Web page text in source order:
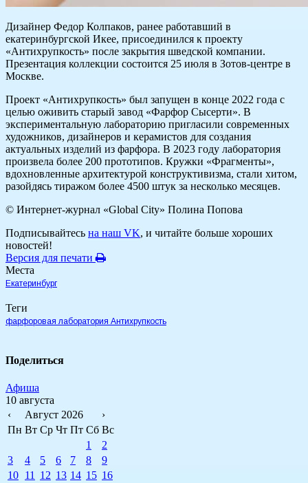
Дизайнер Федор Колпаков, ранее работавший в
екатеринбургской Икее, присоединился к проекту
«Антихрупкость» после закрытия шведской компании.
Презентация коллекции состоится 25 июля в Зотов-центре в
Москве.
Проект «Антихрупкость» был запущен в конце 2022 года с
целью оживить старый завод «Фарфор Сысерти». В
экспериментальную лабораторию пригласили современных
художников, дизайнеров и керамистов для создания
актуальных изделий из фарфора. В 2023 году лаборатория
произвела более 200 прототипов. Кружки «Фрагменты»,
вдохновленные архитектурой конструктивизма, стали хитом,
разойдясь тиражом более 4500 штук за несколько месяцев.
© Интернет-журнал «Global City» Полина Попова
Подписывайтесь на наш VK, и читайте больше хороших
новостей!
Версия для печати
Места
Екатеринбург
Теги
фарфоровая лаборатория Антихрупкость
Поделиться
Афиша
10 августа
‹
Август 2026
›
Пн Вт Ср Чт Пт Сб Вс
1
2
3
4 5 6 7 8
9
10 11 12 13 14 15 16